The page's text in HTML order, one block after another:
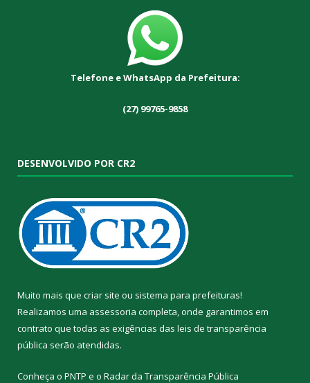
Telefone e WhatsApp da Prefeitura:
(27) 99765-9858
DESENVOLVIDO POR CR2
Muito mais que criar site ou sistema para prefeituras!
Realizamos uma assessoria completa, onde garantimos em
contrato que todas as exigências das leis de transparência
pública serão atendidas.
Conheça o PNTP e o Radar da Transparência Pública